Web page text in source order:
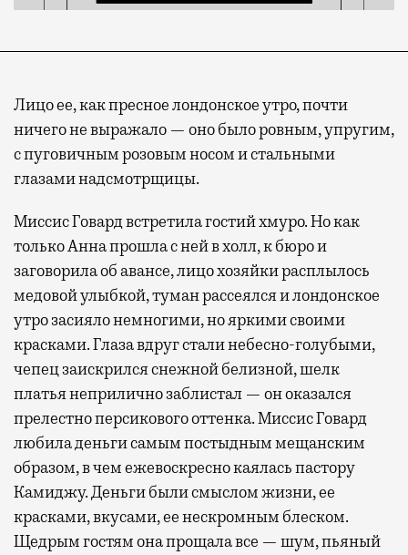
Лицо ее, как пресное лондонское утро, почти
ничего не выражало — оно было ровным, упругим,
с пуговичным розовым носом и стальными
глазами надсмотрщицы.
Миссис Говард встретила гостий хмуро. Но как
только Анна прошла с ней в холл, к бюро и
заговорила об авансе, лицо хозяйки расплылось
медовой улыбкой, туман рассеялся и лондонское
утро засияло немногими, но яркими своими
красками. Глаза вдруг стали небесно-голубыми,
чепец заискрился снежной белизной, шелк
платья неприлично заблистал — он оказался
прелестно персикового оттенка. Миссис Говард
любила деньги самым постыдным мещанским
образом, в чем ежевоскресно каялась пастору
Камиджу. Деньги были смыслом жизни, ее
красками, вкусами, ее нескромным блеском.
Щедрым гостям она прощала все — шум, пьяный